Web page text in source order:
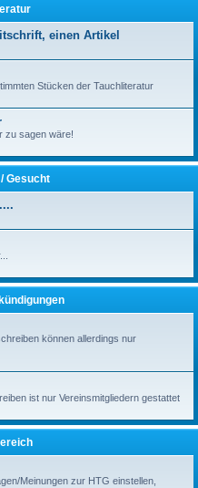
einen Artikel
Stücken der Tauchliteratur
zu sagen wäre!
Gesucht
können allerdings nur
ist nur Vereinsmitgliedern gestattet
Meinungen zur HTG einstellen,